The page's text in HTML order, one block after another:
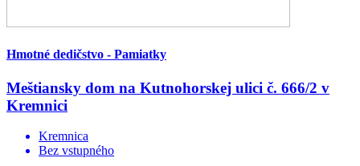
Hmotné dedičstvo - Pamiatky
Meštiansky dom na Kutnohorskej ulici č. 666/2 v
Kremnici
Kremnica
Bez vstupného